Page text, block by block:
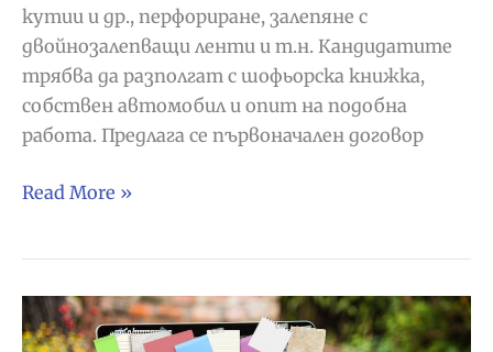
кутии и др., перфориране, залепяне с
двойнозалепващи ленти и т.н. Кандидатите
трябва да разполгат с шофьорска книжка,
собствен автомобил и опит на подобна
работа. Предлага се първоначален договор
Фирма
търси
персонал
Read More »